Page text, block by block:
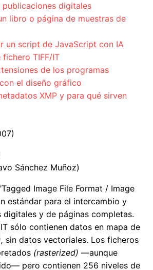
digitales
libro o página de muestras de
un script de JavaScript con IA
TIFF/IT
de los programas
el diseño gráfico
XMP y para qué sirven
Sánchez Muñoz)
Image File Format / Image
estándar para el intercambio y
digitales y de páginas completas.
sólo contienen datos en mapa de
sin datos vectoriales. Los ficheros
(rasterized) —aunque
pero contienen 256 niveles de